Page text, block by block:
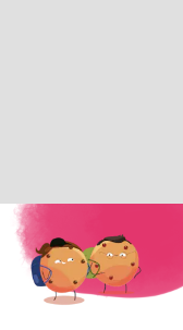
Miyuki perles et